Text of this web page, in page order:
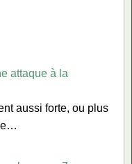
attaque à la
aussi forte, ou plus